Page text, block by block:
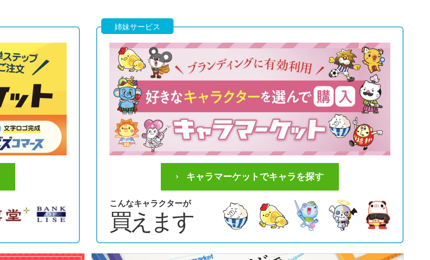
姉妹サービス
キャラマーケットでキャラを探す
こんなキャラクターが
買えます